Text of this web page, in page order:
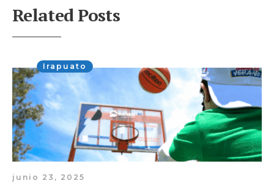
Related Posts
Irapuato
junio 23, 2025